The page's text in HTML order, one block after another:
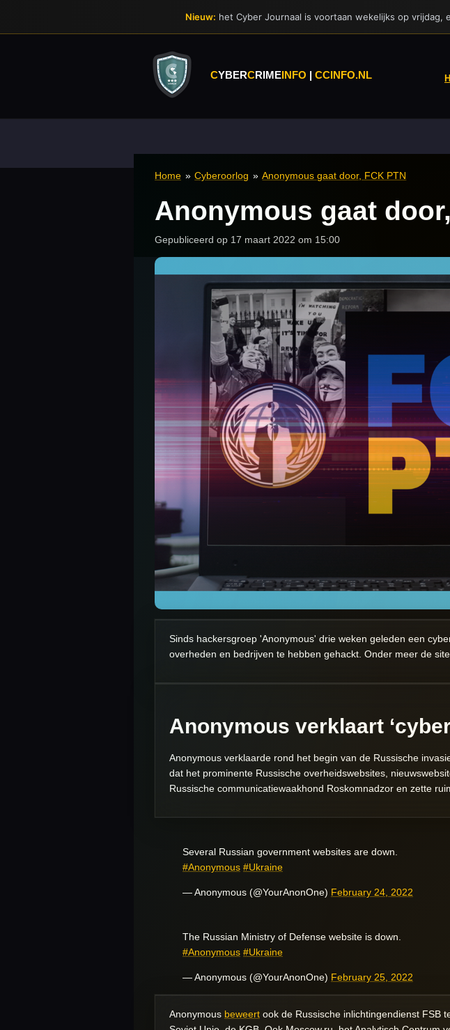
CYBERCRIMEINFO | CCINFO.NL
Home » Cyberoorlog » Anonymous gaat door, FCK PTN
Anonymous gaat
Gepubliceerd op 17 maart 2022 om 15:00
Sinds hackersgroep 'Anonymous' drie weken geleden een
overheden en bedrijven te hebben gehackt. Onder meer de
Anonymous verklaart
Anonymous verklaarde rond het begin van de Russische
dat het prominente Russische overheidswebsites,
Russische communicatiewaakhond Roskomnadzor en zette
Several Russian government websites are down.
#Anonymous #Ukraine
— Anonymous (@YourAnonOne) February 24, 2022
The Russian Ministry of Defense website is down.
#Anonymous #Ukraine
— Anonymous (@YourAnonOne) February 25, 2022
Anonymous beweert ook de Russische inlichtingendienst FSB
Nieuw: het Cyber Journaal is voortaan wekelijks op